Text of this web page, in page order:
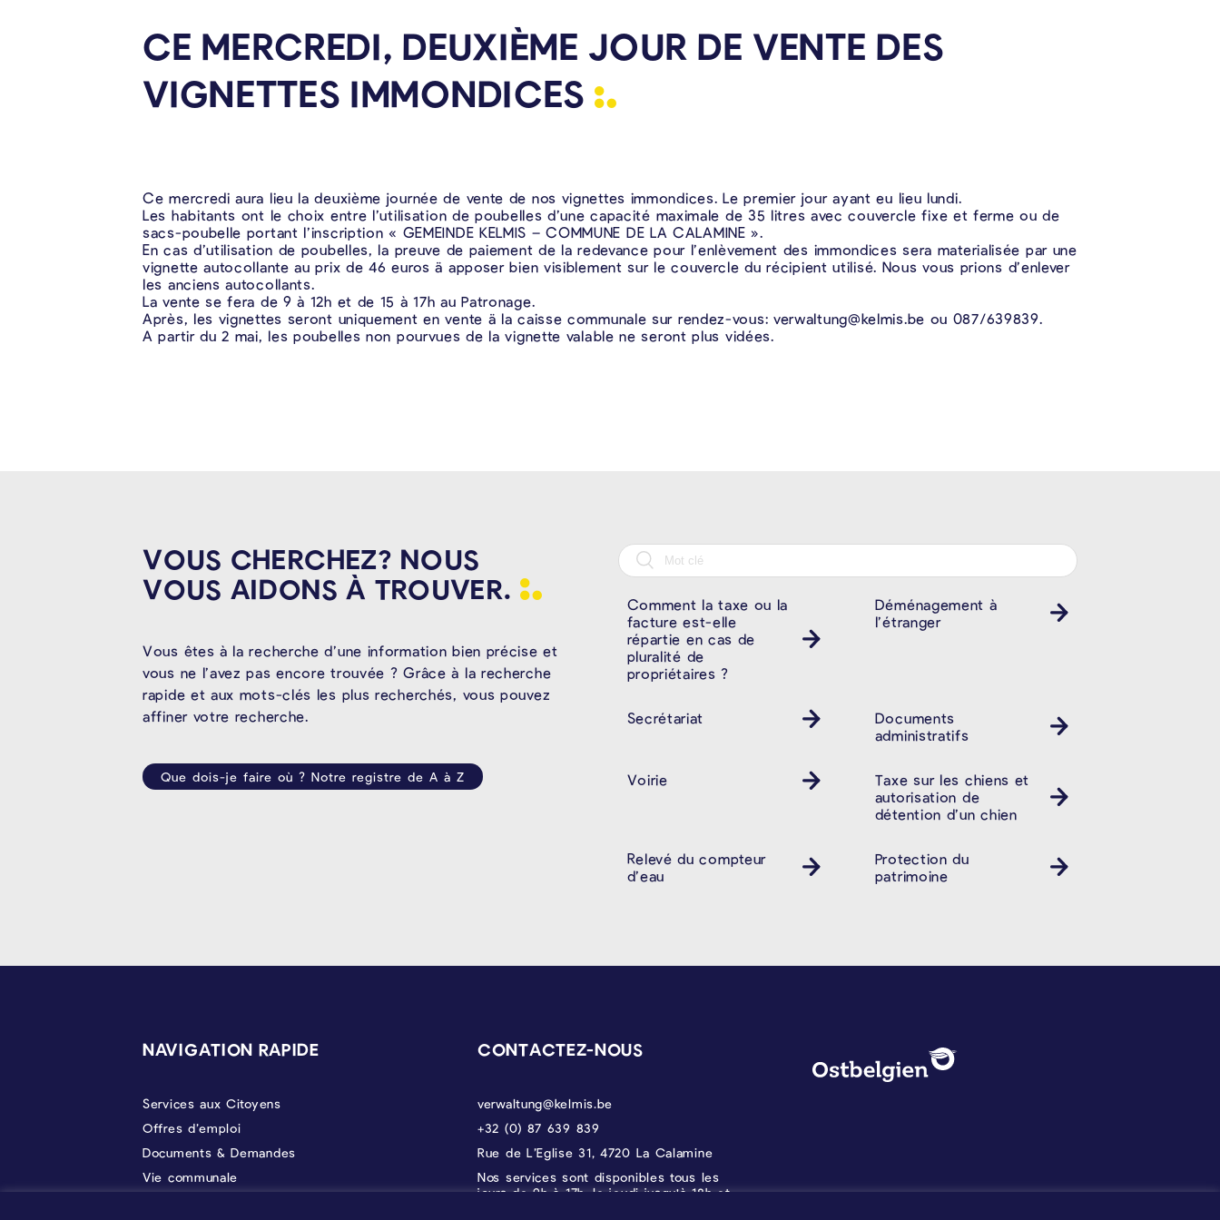
CE MERCREDI, DEUXIÈME JOUR DE VENTE DES
VIGNETTES IMMONDICES
Ce mercredi aura lieu la deuxième journée de vente de nos vignettes immondices. Le premier jour ayant eu lieu lundi.
Les habitants ont le choix entre l’utilisation de poubelles d’une capacité maximale de 35 litres avec couvercle fixe et ferme ou de
sacs-poubelle portant l’inscription « GEMEINDE KELMIS – COMMUNE DE LA CALAMINE ».
En cas d’utilisation de poubelles, la preuve de paiement de la redevance pour l’enlèvement des immondices sera materialisée par une
vignette autocollante au prix de 46 euros ä apposer bien visiblement sur le couvercle du récipient utilisé. Nous vous prions d’enlever
les anciens autocollants.
La vente se fera de 9 à 12h et de 15 à 17h au Patronage.
Après, les vignettes seront uniquement en vente ä la caisse communale sur rendez-vous: verwaltung@kelmis.be ou 087/639839.
A partir du 2 mai, les poubelles non pourvues de la vignette valable ne seront plus vidées.
VOUS CHERCHEZ? NOUS
VOUS AIDONS À TROUVER.
Vous êtes à la recherche d’une information bien précise et
vous ne l’avez pas encore trouvée ? Grâce à la recherche
rapide et aux mots-clés les plus recherchés, vous pouvez
affiner votre recherche.
Que dois-je faire où ? Notre registre de A à Z
Comment la taxe ou la
facture est-elle
répartie en cas de
pluralité de
propriétaires ?
Déménagement à
l’étranger
Secrétariat
Documents
administratifs
Voirie
Taxe sur les chiens et
autorisation de
détention d’un chien
Relevé du compteur
d’eau
Protection du
patrimoine
NAVIGATION RAPIDE
Services aux Citoyens
Offres d’emploi
Documents & Demandes
Vie communale
CONTACTEZ-NOUS
verwaltung@kelmis.be
+32 (0) 87 639 839
Rue de L’Eglise 31, 4720 La Calamine
Nos services sont disponibles tous les
jours de 9h à 17h, le jeudi jusqu'à 18h et
PROTECTION DES DONNÉES,